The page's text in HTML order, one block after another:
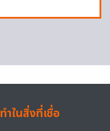
ำในสิ่งที่เชื่อ